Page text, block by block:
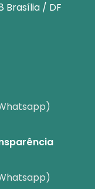
Brasília / DF